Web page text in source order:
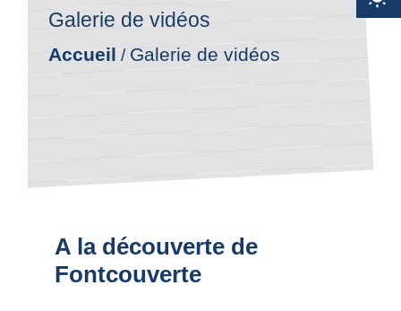
Galerie de vidéos
Accueil/ Galerie de vidéos
A la découverte de
Fontcouverte